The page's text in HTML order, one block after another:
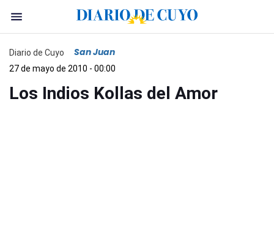
Diario de Cuyo San Juan
27 de mayo de 2010 - 00:00
Los Indios Kollas del Amor